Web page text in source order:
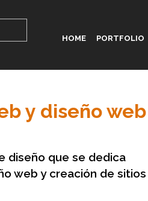
HOME PORTFOLIO
y diseño web
diseño que se dedica
web y creación de sitios